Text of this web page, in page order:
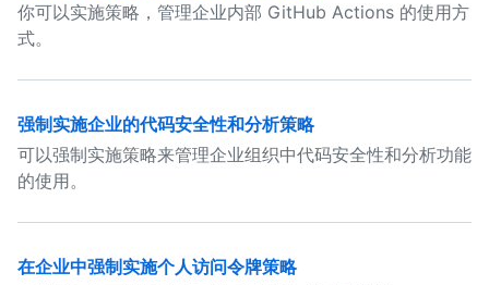
你可以实施策略，管理企业内部 GitHub Actions 的使用方
式。
强制实施企业的代码安全性和分析策略
可以强制实施策略来管理企业组织中代码安全性和分析功能
的使用。
在企业中强制实施个人访问令牌策略